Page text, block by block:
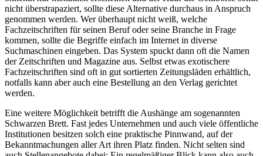
nicht überstrapaziert, sollte diese Alternative durchaus in Anspruch
genommen werden. Wer überhaupt nicht weiß, welche
Fachzeitschriften für seinen Beruf oder seine Branche in Frage
kommen, sollte die Begriffe einfach im Internet in diverse
Suchmaschinen eingeben. Das System spuckt dann oft die Namen
der Zeitschriften und Magazine aus. Selbst etwas exotischere
Fachzeitschriften sind oft in gut sortierten Zeitungsläden erhältlich,
notfalls kann aber auch eine Bestellung an den Verlag gerichtet
werden.
Eine weitere Möglichkeit betrifft die Aushänge am sogenannten
Schwarzen Brett. Fast jedes Unternehmen und auch viele öffentliche
Institutionen besitzen solch eine praktische Pinnwand, auf der
Bekanntmachungen aller Art ihren Platz finden. Nicht selten sind